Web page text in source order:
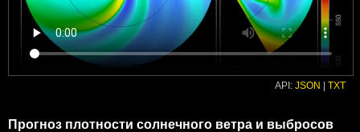
API: JSON | TXT
Прогноз плотности солнечного ветра и выбросов